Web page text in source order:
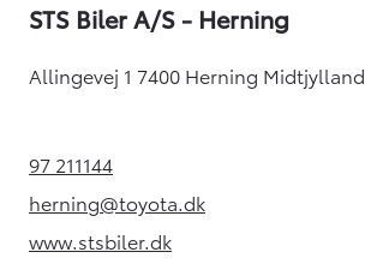
STS Biler A/S - Herning
Allingevej 1 7400 Herning Midtjylland
97 211144(Opens in new tab)
herning@toyota.dk
(Opens in new tab)
www.stsbiler.dk(Opens in new tab)